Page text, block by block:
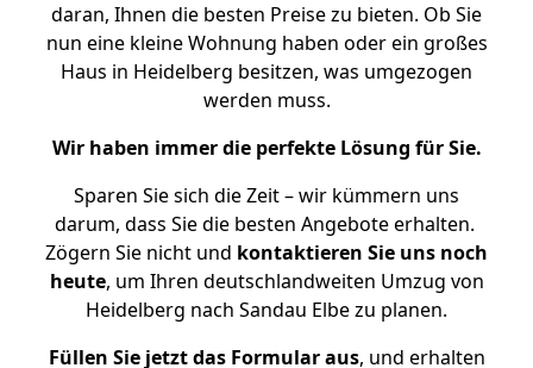
daran, Ihnen die besten Preise zu bieten. Ob Sie
nun eine kleine Wohnung haben oder ein großes
Haus in Heidelberg besitzen, was umgezogen
werden muss.
Wir haben immer die perfekte Lösung für Sie.
Sparen Sie sich die Zeit – wir kümmern uns
darum, dass Sie die besten Angebote erhalten.
Zögern Sie nicht und kontaktieren Sie uns noch
heute, um Ihren deutschlandweiten Umzug von
Heidelberg nach Sandau Elbe zu planen.
Füllen Sie jetzt das Formular aus, und erhalten